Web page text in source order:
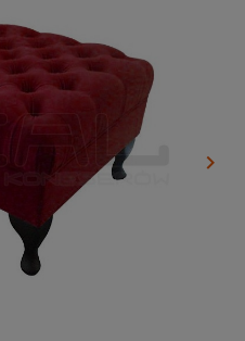
keyboard_arrow_right